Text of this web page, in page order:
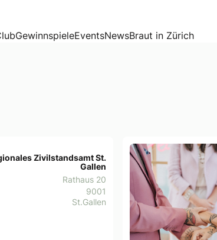
GewinnspieleEventsNewsBraut in Zürich
Zivilstandsamt St.
Gallen
Rathaus 20
9001
St.Gallen